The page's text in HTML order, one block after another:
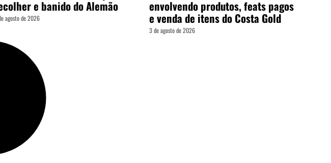
e banido do Alemão
agosto de 2026
envolvendo produtos, feats pagos
e venda de itens do Costa Gold
3 de agosto de 2026